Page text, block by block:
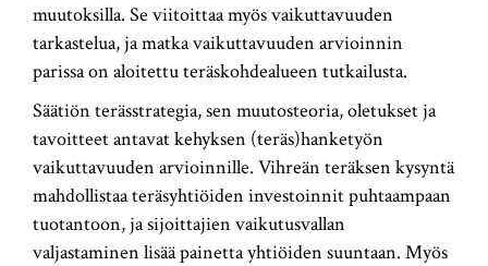
muutoksilla. Se viitoittaa myös vaikuttavuuden
tarkastelua, ja matka vaikuttavuuden arvioinnin
parissa on aloitettu teräskohdealueen tutkailusta.
Säätiön terässtrategia, sen muutosteoria, oletukset ja
tavoitteet antavat kehyksen (teräs)hanketyön
vaikuttavuuden arvioinnille. Vihreän teräksen kysyntä
mahdollistaa teräsyhtiöiden investoinnit puhtaampaan
tuotantoon, ja sijoittajien vaikutusvallan
valjastaminen lisää painetta yhtiöiden suuntaan. Myös